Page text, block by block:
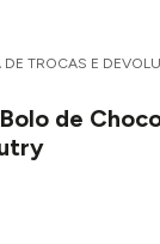
DE TROCAS E
de